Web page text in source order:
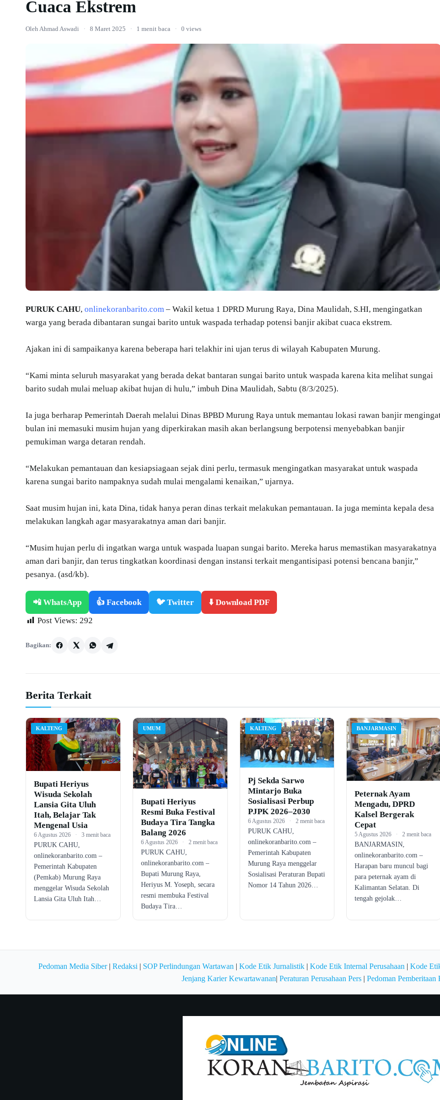
Cuaca Ekstrem
Oleh Ahmad Aswadi · 8 Maret 2025 · 1 menit baca · 0 views
PURUK CAHU, onlinekoranbarito.com – Wakil ketua 1 DPRD Murung Raya, Dina Maulidah, S.HI, mengingatkan
warga yang berada dibantaran sungai barito untuk waspada terhadap potensi banjir akibat cuaca ekstrem.
Ajakan ini di sampaikanya karena beberapa hari telakhir ini ujan terus di wilayah Kabupaten Murung.
“Kami minta seluruh masyarakat yang berada dekat bantaran sungai barito untuk waspada karena kita melihat sungai
barito sudah mulai meluap akibat hujan di hulu,” imbuh Dina Maulidah, Sabtu (8/3/2025).
Ia juga berharap Pemerintah Daerah melalui Dinas BPBD Murung Raya untuk memantau lokasi rawan banjir
bulan ini memasuki musim hujan yang diperkirakan masih akan berlangsung berpotensi menyebabkan banjir
pemukiman warga detaran rendah.
“Melakukan pemantauan dan kesiapsiagaan sejak dini perlu, termasuk mengingatkan masyarakat untuk waspada
karena sungai barito nampaknya sudah mulai mengalami kenaikan,” ujarnya.
Saat musim hujan ini, kata Dina, tidak hanya peran dinas terkait melakukan pemantauan. Ia juga meminta kepala desa
melakukan langkah agar masyarakatnya aman dari banjir.
“Musim hujan perlu di ingatkan warga untuk waspada luapan sungai barito. Mereka harus memastikan masyarakatnya
aman dari banjir, dan terus tingkatkan koordinasi dengan instansi terkait mengantisipasi potensi bencana banjir,”
pesanya. (asd/kb).
📲 WhatsApp 👍 Facebook 🐦 Twitter
⬇️ Download PDF
Post Views: 292
Bagikan:
Berita Terkait
KALTENG
Bupati Heriyus
Wisuda Sekolah
Lansia Gita Uluh
Itah, Belajar Tak
Mengenal Usia
6 Agustus 2026 · 3 menit baca
PURUK CAHU,
onlinekoranbarito.com –
Pemerintah Kabupaten
(Pemkab) Murung Raya
menggelar Wisuda Sekolah
Lansia Gita Uluh Itah…
UMUM
Bupati Heriyus
Resmi Buka Festival
Budaya Tira Tangka
Balang 2026
6 Agustus 2026 · 2 menit baca
PURUK CAHU,
onlinekoranbarito.com –
Bupati Murung Raya,
Heriyus M. Yoseph, secara
resmi membuka Festival
Budaya Tira…
KALTENG
Pj Sekda Sarwo
Mintarjo Buka
Sosialisasi Perbup
PJPK 2026–2030
6 Agustus 2026 · 2 menit baca
PURUK CAHU,
onlinekoranbarito.com –
Pemerintah Kabupaten
Murung Raya menggelar
Sosialisasi Peraturan Bupati
Nomor 14 Tahun 2026…
BANJARMASIN
Peternak Ayam
Mengadu, DPRD
Kalsel Bergerak
Cepat
5 Agustus 2026 · 2 menit baca
BANJARMASIN,
onlinekoranbarito.com –
Harapan baru muncul bagi
para peternak ayam di
Kalimantan Selatan. Di
tengah gejolak…
Pedoman Media Siber| Redaksi | SOP Perlindungan Wartawan | Kode Etik Jurnalistik | Kode Etik Internal Perusahaan | Kode
Jenjang Karier Kewartawanan| Peraturan Perusahaan Pers| Pedoman Pemberitaan